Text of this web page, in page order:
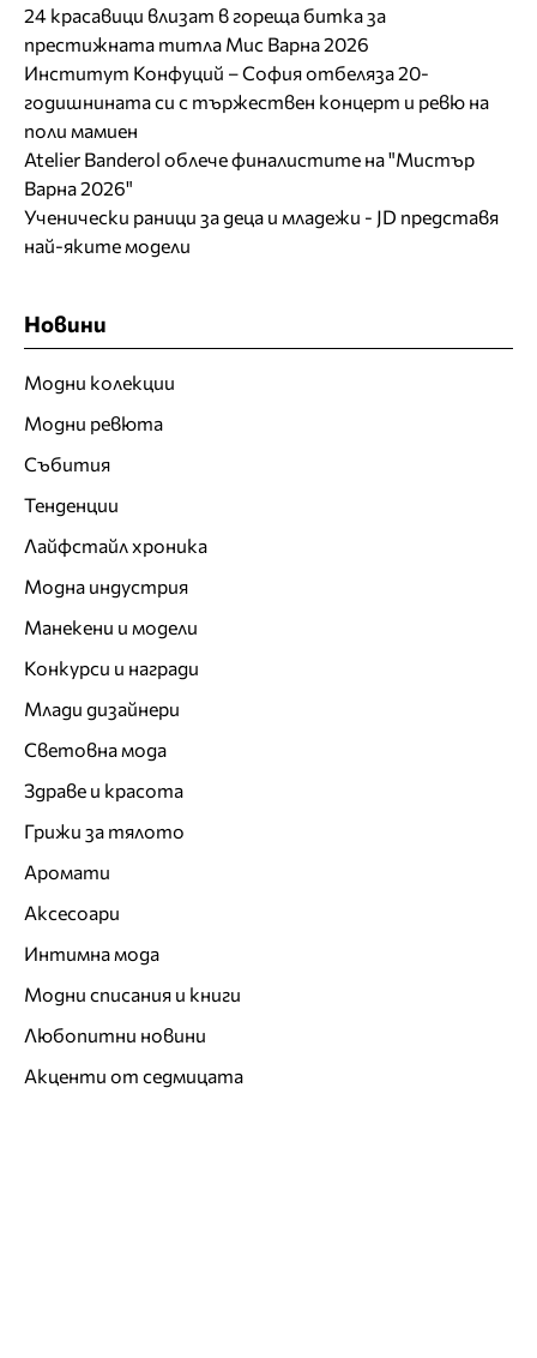
24 красавици влизат в гореща битка за
престижната титла Мис Варна 2026
Институт Конфуций – София отбеляза 20-
годишнината си с тържествен концерт и ревю на
поли мамиен
Atelier Banderol облече финалистите на "Мистър
Варна 2026"
Ученически раници за деца и младежи - JD представя
най-яките модели
Новини
Модни колекции
Модни ревюта
Събития
Тенденции
Лайфстайл хроника
Модна индустрия
Манекени и модели
Конкурси и награди
Млади дизайнери
Световна мода
Здраве и красота
Грижи за тялото
Аромати
Аксесоари
Интимна мода
Модни списания и книги
Любопитни новини
Акценти от седмицата